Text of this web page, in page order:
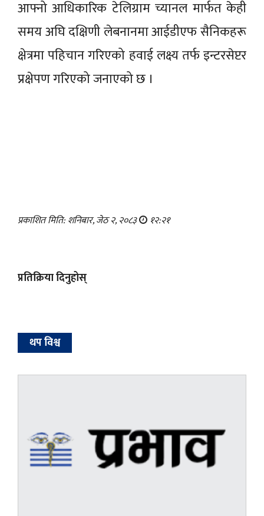
आफ्नो आधिकारिक टेलिग्राम च्यानल मार्फत केही
समय अघि दक्षिणी लेबनानमा आईडीएफ सैनिकहरू
क्षेत्रमा पहिचान गरिएको हवाई लक्ष्य तर्फ इन्टरसेप्टर
प्रक्षेपण गरिएको जनाएको छ ।
प्रकाशित मिति: शनिबार, जेठ २, २०८३ १२:२१
प्रतिक्रिया दिनुहोस्
थप विश्व